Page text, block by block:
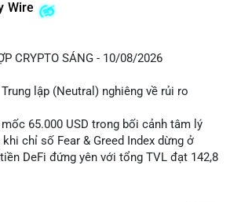
vị thế Long là tín hiệu tích cực ngầm,
hạn vẫn cao.
với các lệnh Long/Short khi Bitcoin
hiện tại. Theo dõi sát các tin tức về
Wire
CRYPTO SÁNG - 10/08/2026
lập (Neutral) nghiêng về rủi ro
65.000 USD trong bối cảnh tâm lý
chỉ số Fear & Greed Index dừng ở
DeFi đứng yên với tổng TVL đạt 142,8